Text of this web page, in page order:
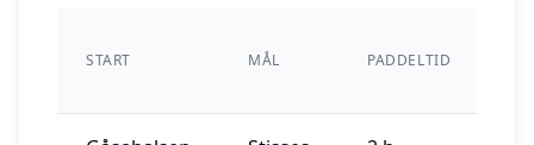
START MÅL PADDELTID